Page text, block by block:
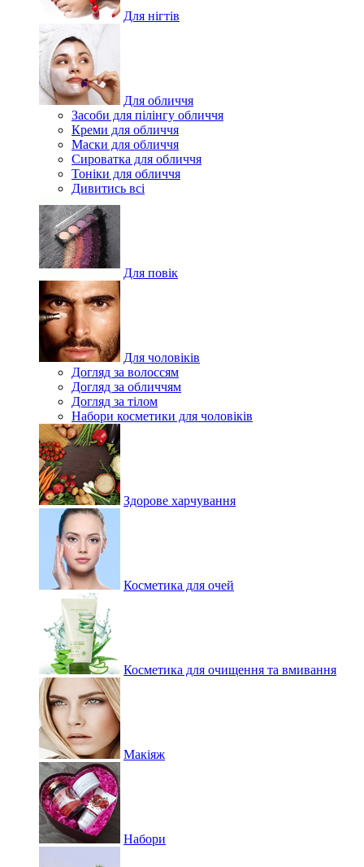
Для нігтів
Для обличчя
Засоби для пілінгу обличчя
Креми для обличчя
Маски для обличчя
Сироватка для обличчя
Тоніки для обличчя
Дивитись всі
Для повік
Для чоловіків
Догляд за волоссям
Догляд за обличчям
Догляд за тілом
Набори косметики для чоловіків
Здорове харчування
Косметика для очей
Косметика для очищення та вмивання
Макіяж
Набори